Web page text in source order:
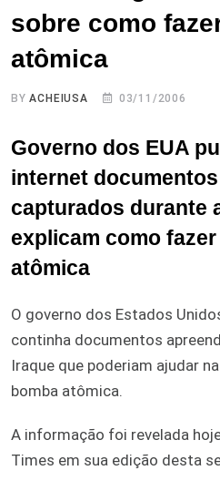
sobre como
atômica
BYACHEIUSA 03/11/2006
Governo dos EUA
internet
capturados durante
explicam como
atômica
O governo dos Estados
continha documentos
Iraque que poderiam ajudar
bomba atômica.
A informação foi revelada
Times em sua edição desta